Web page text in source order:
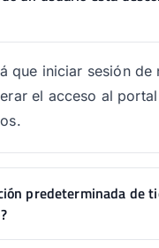
que iniciar sesión de
el acceso al
predeterminada de